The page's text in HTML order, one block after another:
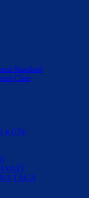
Standard
Clear
KŮŽE
TÁGA